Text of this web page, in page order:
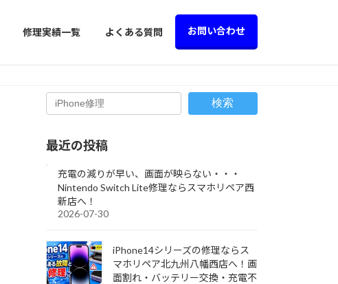
修理実績一覧 よくある質問 お問い合わせ
検索
最近の投稿
充電の減りが早い、画面が映らない・・・
Nintendo Switch Lite修理ならスマホリペア西
新店へ！
2026-07-30
iPhone14シリーズの修理ならス
マホリペア北九州八幡西店へ！画
面割れ・バッテリー交換・充電不